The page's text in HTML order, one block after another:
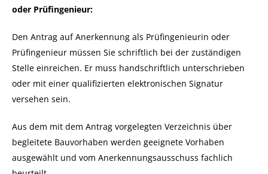
oder Prüfingenieur:
Den Antrag auf Anerkennung als Prüfingenieurin oder
Prüfingenieur müssen Sie schriftlich bei der zuständigen
Stelle einreichen. Er muss handschriftlich unterschrieben
oder mit einer qualifizierten elektronischen Signatur
versehen sein.
Aus dem mit dem Antrag vorgelegten Verzeichnis über
begleitete Bauvorhaben werden geeignete Vorhaben
ausgewählt und vom Anerkennungsausschuss fachlich